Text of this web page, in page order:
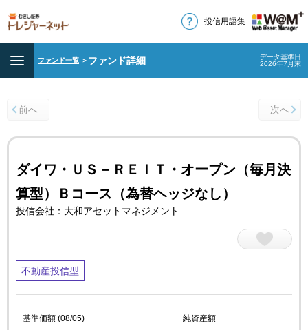
投信用語集
ファンド一覧 ＞ ファンド詳細
データ基準日
2026年7月末
前へ 次へ
ダイワ・ＵＳ－ＲＥＩＴ・オープン（毎月決
算型）Ｂコース（為替ヘッジなし）
投信会社：大和アセットマネジメント
不動産投信型
基準価額 (08/05) 純資産額